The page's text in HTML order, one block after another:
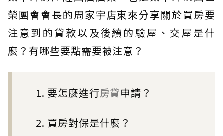
榮團會會長的周家宇店東來分享關於買房要
注意到的貸款以及後續的驗屋、交屋是什
麼？有哪些要點需要被注意？
1. 要怎麼進行房貸申請？
2. 買房對保是什麼？